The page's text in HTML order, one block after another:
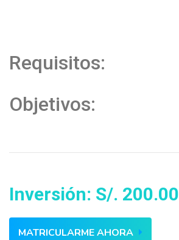
Requisitos:
Objetivos:
Inversión: S/. 200.00
MATRICULARME AHORA